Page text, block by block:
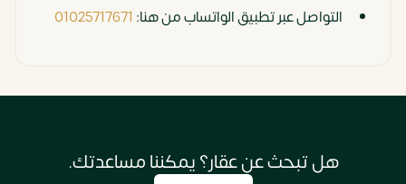
التواصل عبر تطبيق الواتساب من هنا: 01025717671
هل تبحث عن عقار؟ يمكننا مساعدتك.